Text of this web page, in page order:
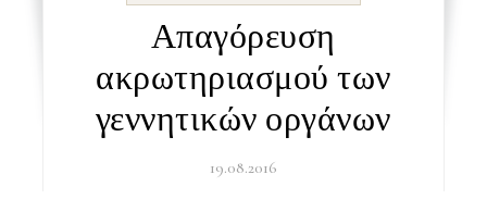
Απαγόρευση
ακρωτηριασμού των
γεννητικών οργάνων
19.08.2016